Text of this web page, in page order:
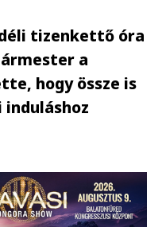
tizenkettő óra
a
hogy össze is